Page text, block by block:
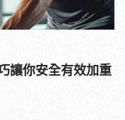
讓你安全有效加重